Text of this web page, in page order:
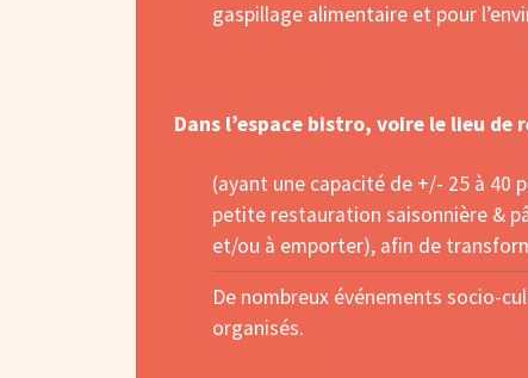
gaspillage alimentaire et pour
Dans l’espace bistro, voire le lieu de
(ayant une capacité de +/- 25 à 40
petite restauration saisonnière &
et/ou à emporter), afin de
De nombreux événements socio-
organisés.